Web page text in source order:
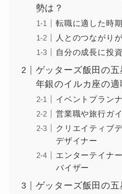
勢は？
転職に適した時期
人とのつながり
自分の成長に投
ゲッターズ飯田の
年銀のイルカ座の適
イベントプラン
営業職や旅行ガ
クリエイティブ
デザイナー
エンターテイナ
バイザー
ゲッターズ飯田の